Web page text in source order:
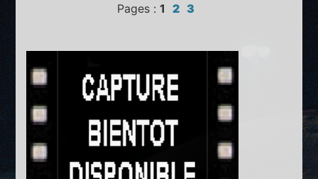
Pages : 1 2 3